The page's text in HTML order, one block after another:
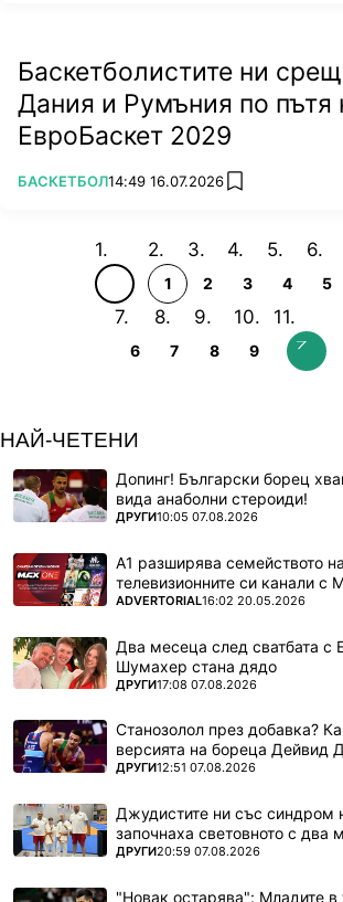
Баскетболистите ни
Дания и Румъния по пътя
ЕвроБаскет 2029
ПОВЕЧЕ ОТ
БАСКЕТБОЛ14:49 16.07.2026 add favorites
1 2 3 4 5
6 7 8 9
НАЙ-ЧЕТЕНИ
Допинг! Български борец
вида анаболни стероиди!
ПОВЕЧЕ ОТ
ДРУГИ10:05 07.08.2026
А1 разширява семейството на
телевизионните си канали с
ПОВЕЧЕ ОТ
ADVERTORIAL16:02 20.05.2026
Два месеца след сватбата с
Шумахер стана дядо
ПОВЕЧЕ ОТ
ДРУГИ17:08 07.08.2026
Станозолол през добавка?
версията на бореца Дейвид
ПОВЕЧЕ ОТ
ДРУГИ12:51 07.08.2026
Джудистите ни със синдром
започнаха световното с два
ПОВЕЧЕ ОТ
ДРУГИ20:59 07.08.2026
"Новак остарява": Младите в